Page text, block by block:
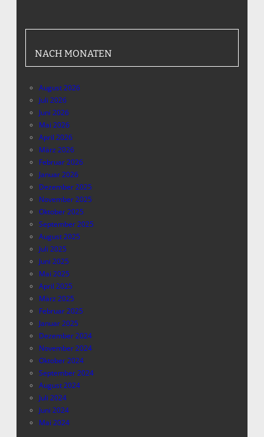
NACH MONATEN
August 2026
Juli 2026
Juni 2026
Mai 2026
April 2026
März 2026
Februar 2026
Januar 2026
Dezember 2025
November 2025
Oktober 2025
September 2025
August 2025
Juli 2025
Juni 2025
Mai 2025
April 2025
März 2025
Februar 2025
Januar 2025
Dezember 2024
November 2024
Oktober 2024
September 2024
August 2024
Juli 2024
Juni 2024
Mai 2024